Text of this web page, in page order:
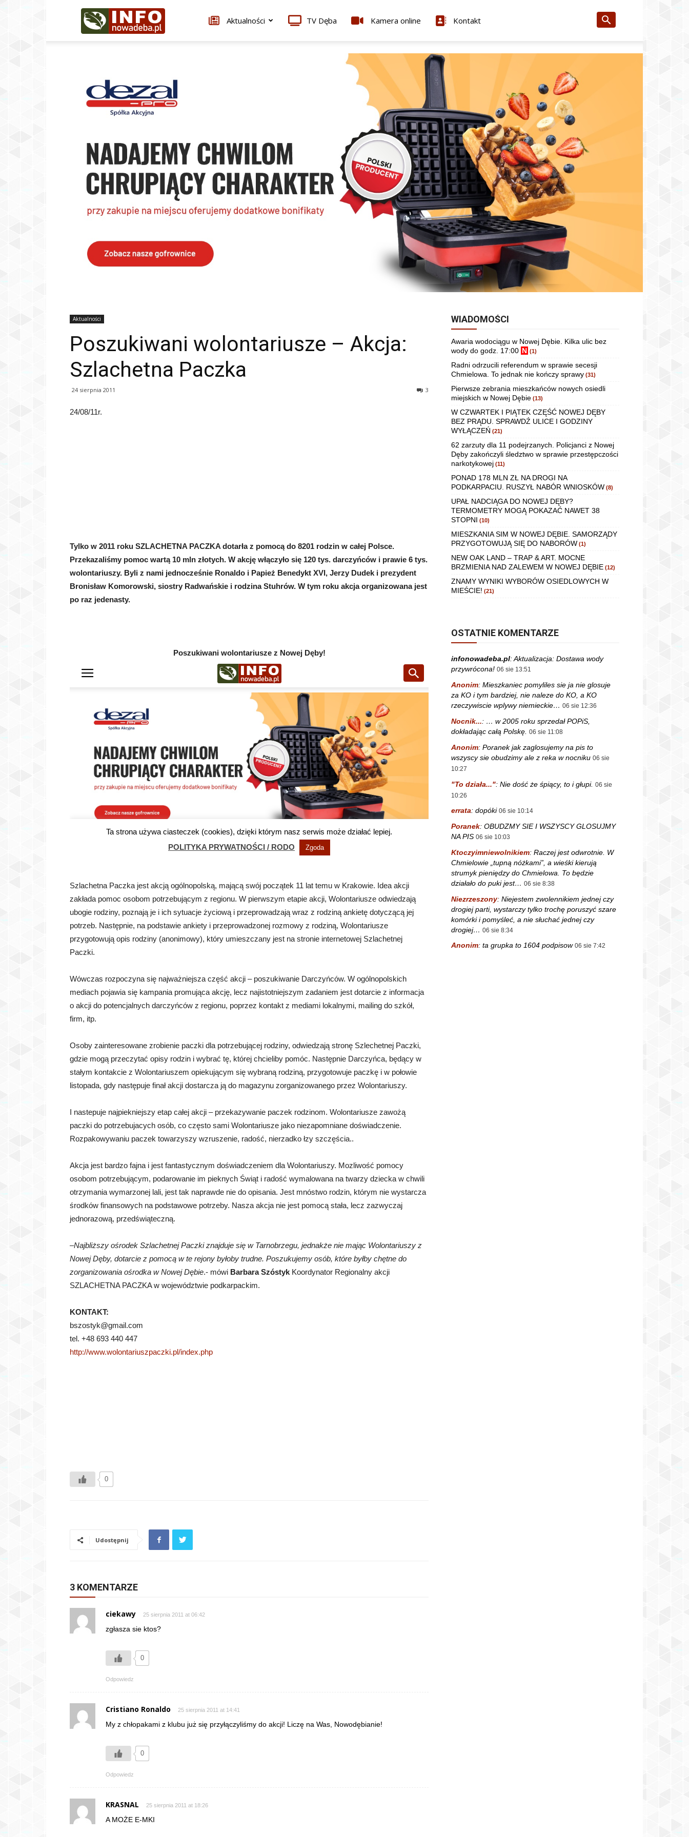
Infonowadeba.pl Aktualności TV Dęba Kamera online Kontakt
Aktualności
Poszukiwani wolontariusze – Akcja:
Szlachetna Paczka
24 sierpnia 2011 3
24/08/11r.
Tylko w 2011 roku SZLACHETNA PACZKA dotarła z pomocą do 8201 rodzin w całej Polsce.
Przekazaliśmy pomoc wartą 10 mln złotych. W akcję włączyło się 120 tys. darczyńców i prawie 6 tys.
wolontariuszy. Byli z nami jednocześnie Ronaldo i Papież Benedykt XVI, Jerzy Dudek i prezydent
Bronisław Komorowski, siostry Radwańskie i rodzina Stuhrów. W tym roku akcja organizowana jest
po raz jedenasty.
Poszukiwani wolontariusze z Nowej Dęby!
Szlachetna Paczka jest akcją ogólnopolską, mającą swój początek 11 lat temu w Krakowie. Idea akcji
zakłada pomoc osobom potrzebującym z regionu. W pierwszym etapie akcji, Wolontariusze odwiedzają
ubogie rodziny, poznają je i ich sytuacje życiową i przeprowadzają wraz z rodziną ankietę dotyczącą jej
potrzeb. Następnie, na podstawie ankiety i przeprowadzonej rozmowy z rodziną, Wolontariusze
przygotowują opis rodziny (anonimowy), który umieszczany jest na stronie internetowej Szlachetnej
Paczki.
Wówczas rozpoczyna się najważniejsza część akcji – poszukiwanie Darczyńców. W ogólnopolskich
mediach pojawia się kampania promująca akcję, lecz najistotniejszym zadaniem jest dotarcie z informacja
o akcji do potencjalnych darczyńców z regionu, poprzez kontakt z mediami lokalnymi, mailing do szkół,
firm, itp.
Osoby zainteresowane zrobienie paczki dla potrzebującej rodziny, odwiedzają stronę Szlechetnej Paczki,
gdzie mogą przeczytać opisy rodzin i wybrać tę, której chcieliby pomóc. Następnie Darczyńca, będący w
stałym kontakcie z Wolontariuszem opiekującym się wybraną rodziną, przygotowuje paczkę i w połowie
listopada, gdy następuje finał akcji dostarcza ją do magazynu zorganizowanego przez Wolontariuszy.
I nastepuje najpiekniejszy etap całej akcji – przekazywanie paczek rodzinom. Wolontariusze zawożą
paczki do potrzebujacych osób, co często sami Wolontariusze jako niezapomniane doświadczenie.
Rozpakowywaniu paczek towarzyszy wzruszenie, radość, nierzadko łzy szczęścia..
Akcja jest bardzo fajna i jest fantastycznym doświadczeniem dla Wolontariuszy. Mozliwość pomocy
osobom potrzebującym, podarowanie im pieknych Świąt i radość wymalowana na twarzy dziecka w chwili
otrzymania wymarzonej lali, jest tak naprawde nie do opisania. Jest mnóstwo rodzin, którym nie wystarcza
środków finansowych na podstawowe potrzeby. Nasza akcja nie jest pomocą stała, lecz zazwyczaj
jednorazową, przedświąteczną.
–Najbliższy ośrodek Szlachetnej Paczki znajduje się w Tarnobrzegu, jednakże nie mając Wolontariuszy z
Nowej Dęby, dotarcie z pomocą w te rejony byłoby trudne. Poszukujemy osób, które byłby chętne do
zorganizowania ośrodka w Nowej Dębie.- mówi Barbara Szóstyk Koordynator Regionalny akcji
SZLACHETNA PACZKA w województwie podkarpackim.
KONTAKT:
bszostyk@gmail.com
tel. +48 693 440 447
http://www.wolontariuszpaczki.pl/index.php
0
Udostępnij
3 KOMENTARZE
ciekawy 25 sierpnia 2011 at 06:42
zgłasza sie ktos?
0
Odpowiedz
Cristiano Ronaldo 25 sierpnia 2011 at 14:41
My z chłopakami z klubu już się przyłączyliśmy do akcji! Liczę na Was, Nowodębianie!
0
Odpowiedz
KRASNAL 25 sierpnia 2011 at 18:26
A MOŻE E-MKI
WIADOMOŚCI
Awaria wodociągu w Nowej Dębie. Kilka ulic bez
wody do godz. 17:00 N (1)
Radni odrzucili referendum w sprawie secesji
Chmielowa. To jednak nie kończy sprawy (31)
Pierwsze zebrania mieszkańców nowych osiedli
miejskich w Nowej Dębie (13)
W CZWARTEK I PIĄTEK CZĘŚĆ NOWEJ DĘBY
BEZ PRĄDU. SPRAWDŹ ULICE I GODZINY
WYŁĄCZEŃ (21)
62 zarzuty dla 11 podejrzanych. Policjanci z Nowej
Dęby zakończyli śledztwo w sprawie przestępczości
narkotykowej (11)
PONAD 178 MLN ZŁ NA DROGI NA
PODKARPACIU. RUSZYŁ NABÓR WNIOSKÓW (8)
UPAŁ NADCIĄGA DO NOWEJ DĘBY?
TERMOMETRY MOGĄ POKAZAĆ NAWET 38
STOPNI (10)
MIESZKANIA SIM W NOWEJ DĘBIE. SAMORZĄDY
PRZYGOTOWUJĄ SIĘ DO NABORÓW (1)
NEW OAK LAND – TRAP & ART. MOCNE
BRZMIENIA NAD ZALEWEM W NOWEJ DĘBIE (12)
ZNAMY WYNIKI WYBORÓW OSIEDLOWYCH W
MIEŚCIE! (21)
OSTATNIE KOMENTARZE
infonowadeba.pl:Aktualizacja: Dostawa wody
przywrócona! 06 sie 13:51
Anonim: Mieszkaniec pomyliles sie ja nie glosuje
za KO i tym bardziej, nie naleze do KO, a KO
rzeczywiscie wplywy niemieckie… 06 sie 12:36
Nocnik...: … w 2005 roku sprzedał POPiS,
dokładając całą Polskę. 06 sie 11:08
Anonim: Poranek jak zaglosujemy na pis to
wszyscy sie obudzimy ale z reka w nocniku 06 sie
10:27
"To działa...": Nie dość że śpiący, to i głupi. 06 sie
10:26
errata: dopóki 06 sie 10:14
Poranek: OBUDZMY SIE I WSZYSCY GLOSUJMY
NA PIS 06 sie 10:03
Ktoczyimniewolnikiem: Raczej jest odwrotnie. W
Chmielowie „tupną nóżkami”, a wieśki kierują
strumyk pieniędzy do Chmielowa. To będzie
działało do puki jest… 06 sie 8:38
Niezrzeszony: Niejestem zwolennikiem jednej czy
drogiej parti, wystarczy tylko trochę poruszyć szare
komórki i pomyśleć, a nie słuchać jednej czy
drogiej… 06 sie 8:34
Anonim: ta grupka to 1604 podpisow 06 sie 7:42